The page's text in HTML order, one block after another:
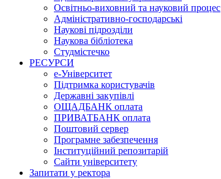
Освітньо-виховний та науковий процес
Адміністративно-господарські
Наукові підрозділи
Наукова бібліотека
Студмістечко
РЕСУРСИ
е-Університет
Підтримка користувачів
Державні закупівлі
ОЩАДБАНК оплата
ПРИВАТБАНК оплата
Поштовий сервер
Програмне забезпечення
Інституційний репозитарій
Сайти університету
Запитати у ректора